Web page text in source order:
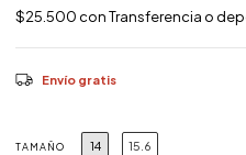
$25.500 conTransferencia o
Envío gratis
TAMAÑO 14 15.6